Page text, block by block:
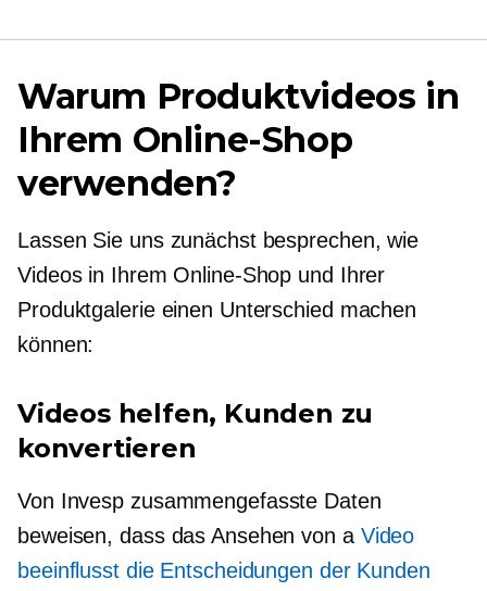
Warum Produktvideos in
Ihrem Online-Shop
verwenden?
Lassen Sie uns zunächst besprechen, wie
Videos in Ihrem Online-Shop und Ihrer
Produktgalerie einen Unterschied machen
können:
Videos helfen, Kunden zu
konvertieren
Von Invesp zusammengefasste Daten
beweisen, dass das Ansehen von a Video
beeinflusst die Entscheidungen der Kunden